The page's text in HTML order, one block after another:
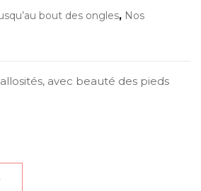
bout des ongles, Nos
avec beauté des pieds